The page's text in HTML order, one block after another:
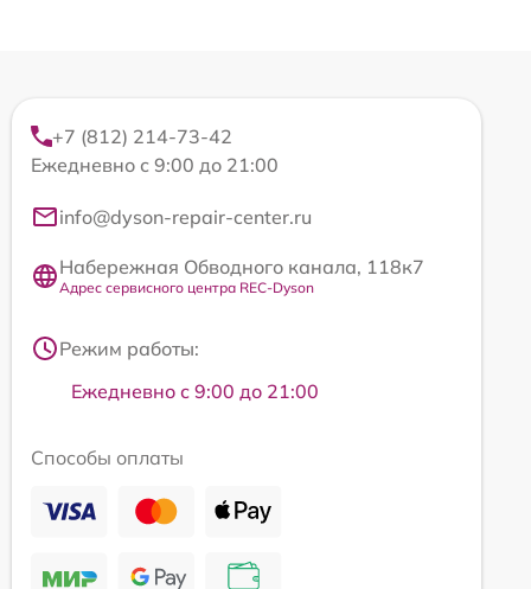
+7 (812) 214-73-42
Ежедневно с 9:00 до 21:00
info@dyson-repair-center.ru
Набережная Обводного канала, 118к7
Адрес сервисного центра REC-Dyson
Режим работы:
Ежедневно с 9:00 до 21:00
Способы оплаты